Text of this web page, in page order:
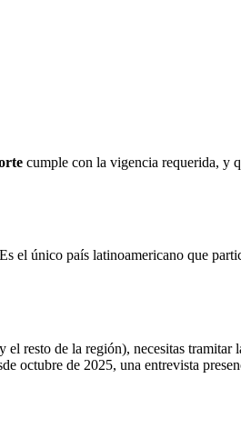
cumple con la vigencia requerida, y
el único país latinoamericano que
resto de la región), necesitas tramitar
octubre de 2025, una entrevista